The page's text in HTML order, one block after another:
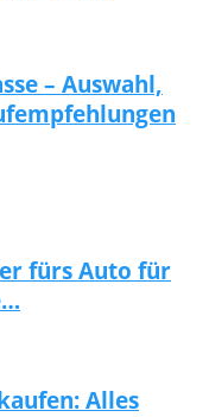
– Auswahl,
fürs Auto für
Alles